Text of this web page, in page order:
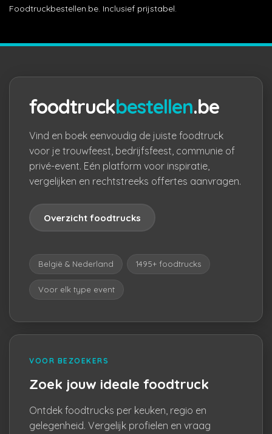
Foodtruckbestellen.be. Inclusief prijstabel.
foodtruckbestellen.be
Vind en boek eenvoudig de juiste foodtruck
voor je trouwfeest, bedrijfsfeest, communie of
privé-event. Eén platform voor inspiratie,
vergelijken en rechtstreeks offertes aanvragen.
Overzicht foodtrucks
België & Nederland 1495+ foodtrucks
Voor elk type event
VOOR BEZOEKERS
Zoek jouw ideale foodtruck
Ontdek foodtrucks per keuken, regio en
gelegenheid. Vergelijk profielen en vraag